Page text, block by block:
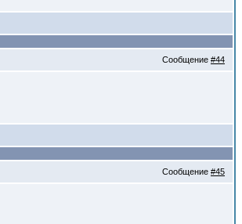
Сообщение #44
Сообщение #45